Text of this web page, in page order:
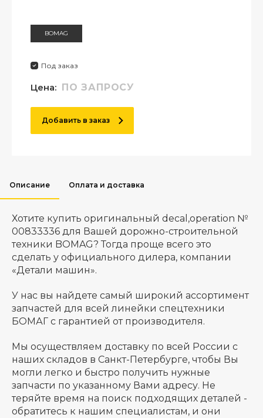
BOMAG
Под заказ
Цена: ПО ЗАПРОСУ
Добавить в заказ
Описание Оплата и доставка
Хотите купить оригинальный decal,operation №
00833336 для Вашей дорожно-строительной
техники BOMAG? Тогда проще всего это
сделать у официального дилера, компании
«Детали машин».
У нас вы найдете самый широкий ассортимент
запчастей для всей линейки спецтехники
БОМАГ с гарантией от производителя.
Мы осуществляем доставку по всей России с
наших складов в Санкт-Петербурге, чтобы Вы
могли легко и быстро получить нужные
запчасти по указанному Вами адресу. Не
теряйте время на поиск подходящих деталей -
обратитесь к нашим специалистам, и они